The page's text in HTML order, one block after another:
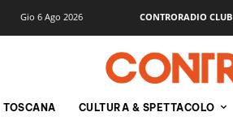
Gio 6 Ago 2026 CONTRORADIO CLUB
TOSCANA CULTURA & SPETTACOLO